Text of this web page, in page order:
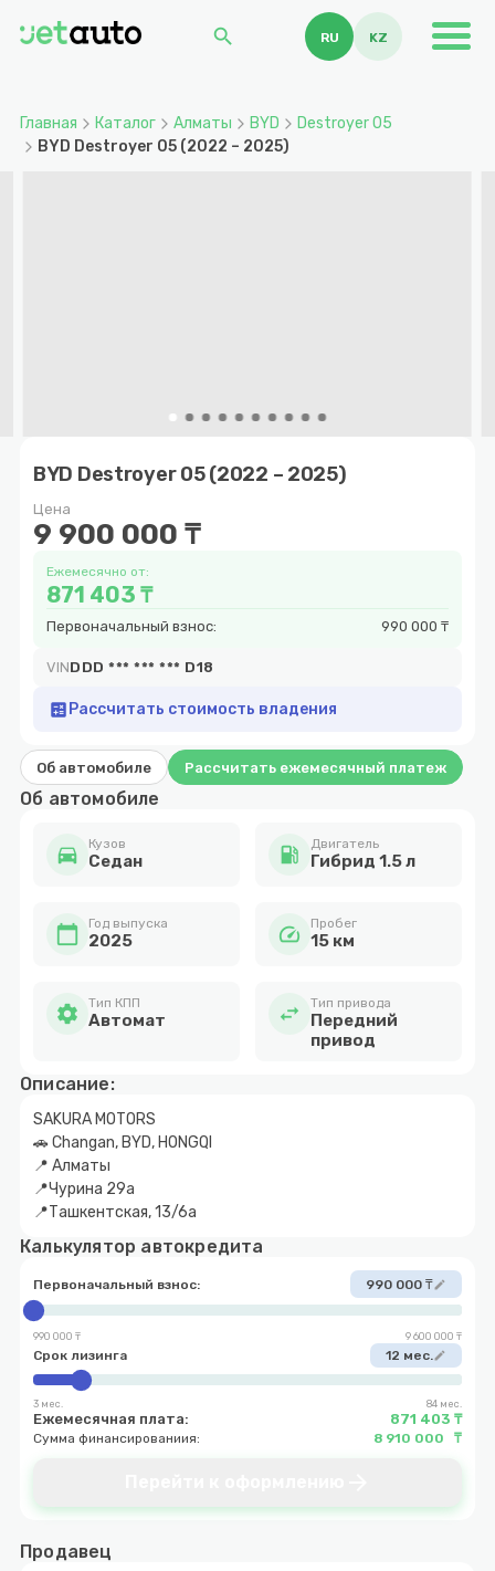
search RU KZ
Главная Каталог Алматы BYD
Destroyer 05
BYD Destroyer 05 (2022 – 2025)
BYD Destroyer 05 (2022 – 2025)
Цена
9 900 000 ₸
Ежемесячно от:
871 403 ₸
Первоначальный взнос: 990 000 ₸
VINDDD *** *** *** D18
calculate Рассчитать стоимость владения
Об автомобиле Рассчитать ежемесячный платеж
Об автомобиле
directions_car Кузов
Cедан local_gas_station Двигатель
Гибрид 1.5 л
calendar_today Год выпуска
2025 speed Пробег
15 км
settings Тип КПП
Автомат swap_horiz Тип привода
Передний
привод
Описание:
SAKURA MOTORS
🚗 Changan, BYD, HONGQI
📍 Алматы
📍Чурина 29а
📍Ташкентская, 13/6а
Калькулятор автокредита
Первоначальный взнос: 990 000 ₸edit
990 000 ₸ 9 600 000 ₸
Срок лизинга 12 мес.edit
3 мес. 84 мес.
Ежемесячная плата: 871 403 ₸
Сумма финансированиия: 8 910 000 ₸
Продавец